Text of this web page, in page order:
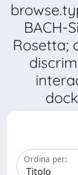
BACH-
Rosetta;
Ordina per: